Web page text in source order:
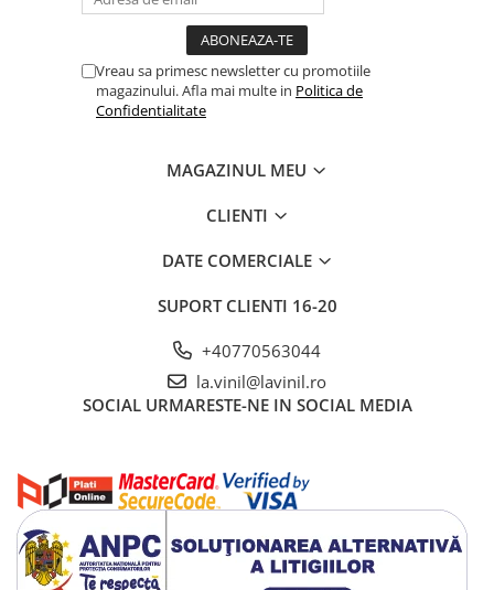
Vreau sa primesc newsletter cu promotiile
magazinului. Afla mai multe in Politica de
Confidentialitate
MAGAZINUL MEU
CLIENTI
DATE COMERCIALE
SUPORT CLIENTI 16-20
+40770563044
la.vinil@lavinil.ro
SOCIAL URMARESTE-NE IN SOCIAL MEDIA